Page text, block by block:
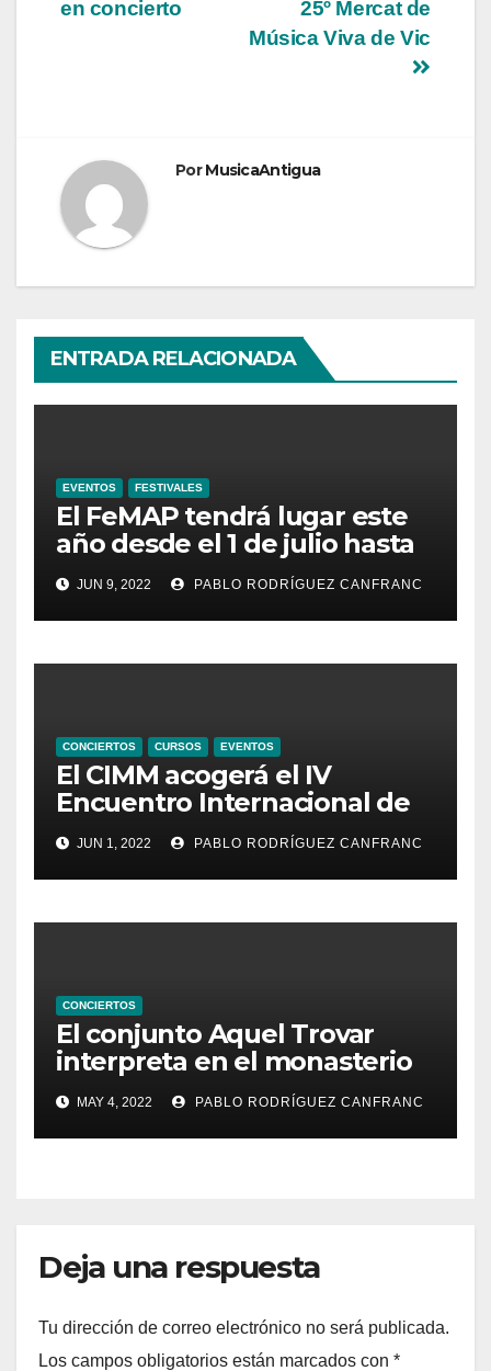
entradas
25º Mercat de
Música Viva de Vic
en concierto
PorMusicaAntigua
ENTRADA RELACIONADA
EVENTOS FESTIVALES
El FeMAP tendrá lugar este
año desde el 1 de julio hasta
el 21 de agosto, ampliando la
oferta de conciertos y el
territorio de acción
JUN 9, 2022 PABLO RODRÍGUEZ CANFRANC
CONCIERTOS CURSOS EVENTOS
El CIMM acogerá el IV
Encuentro Internacional de
Ministriles
JUN 1, 2022 PABLO RODRÍGUEZ CANFRANC
CONCIERTOS
El conjunto Aquel Trovar
interpreta en el monasterio
de Santa María de la
Valldigna las cantigas de
Alfonso X el Sabio
MAY 4, 2022 PABLO RODRÍGUEZ CANFRANC
Deja una respuesta
Tu dirección de correo electrónico no será publicada.
Los campos obligatorios están marcados con *